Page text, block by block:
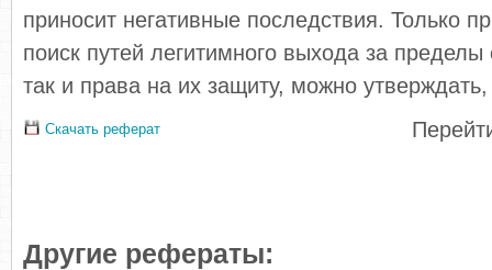
приносит негативные последствия. Только
поиск путей легитимного выхода за пределы
так и права на их защиту, можно
Скачать реферат
Другие рефераты: